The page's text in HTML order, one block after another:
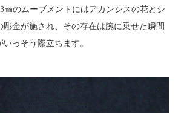
3㎜のムーブメントにはアカンシスの花とシ
彫金が施され、その存在は腕に乗せた瞬間
っそう際立ちます。